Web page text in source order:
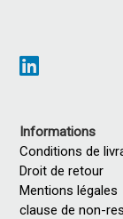
Informations
Conditions de
Droit de retour
Mentions légales
clause de non-